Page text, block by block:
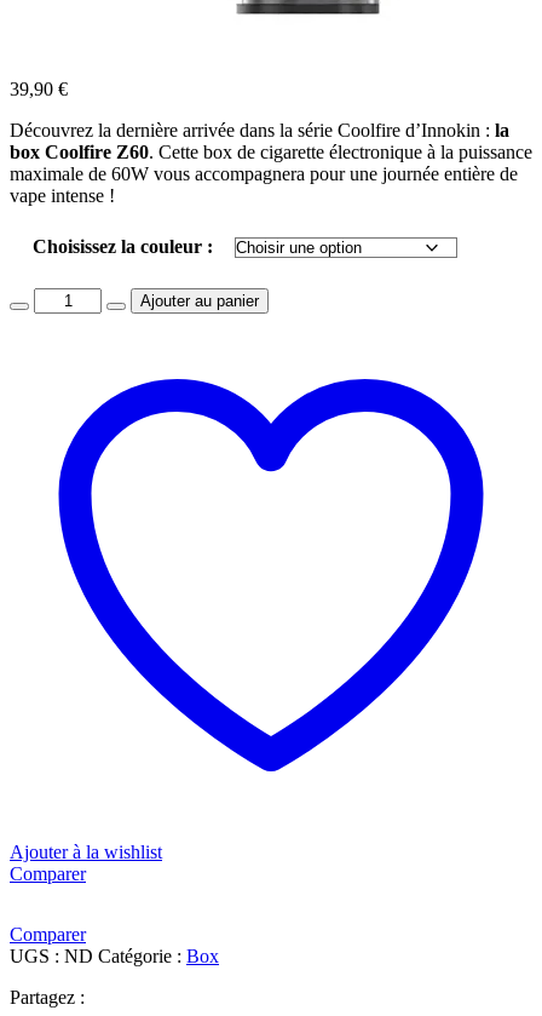
39,90 €
Découvrez la dernière arrivée dans la série Coolfire d’Innokin : la
box Coolfire Z60. Cette box de cigarette électronique à la puissance
maximale de 60W vous accompagnera pour une journée entière de
vape intense !
Choisissez la couleur :
Quantity Ajouter au panier
Ajouter à la wishlist
Comparer
Comparer
UGS : ND Catégorie : Box
Partagez :